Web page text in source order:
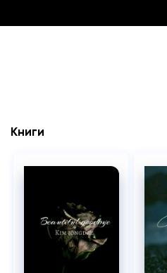
Книги